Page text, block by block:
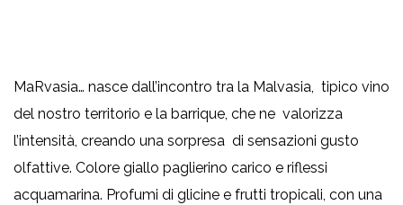
MaRvasia… nasce dall’incontro tra la Malvasia, tipico vino
del nostro territorio e la barrique, che ne valorizza
l’intensità, creando una sorpresa di sensazioni gusto
olfattive. Colore giallo paglierino carico e riflessi
acquamarina. Profumi di glicine e frutti tropicali, con una